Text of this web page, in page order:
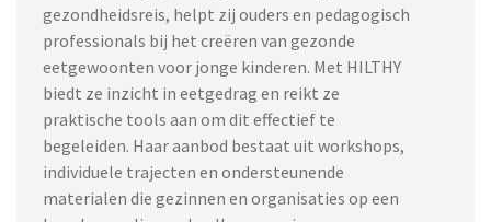
gezondheidsreis, helpt zij ouders en pedagogisch
professionals bij het creëren van gezonde
eetgewoonten voor jonge kinderen. Met HILTHY
biedt ze inzicht in eetgedrag en reikt ze
praktische tools aan om dit effectief te
begeleiden. Haar aanbod bestaat uit workshops,
individuele trajecten en ondersteunende
materialen die gezinnen en organisaties op een